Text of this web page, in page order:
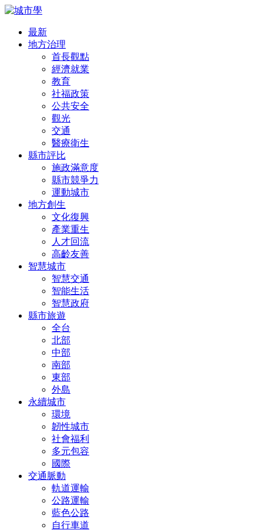
最新
地方治理
首長觀點
經濟就業
教育
社福政策
公共安全
觀光
交通
醫療衛生
縣市評比
施政滿意度
縣市競爭力
運動城市
地方創生
文化復興
產業重生
人才回流
高齡友善
智慧城市
智慧交通
智能生活
智慧政府
縣市旅遊
全台
北部
中部
南部
東部
外島
永續城市
環境
韌性城市
社會福利
多元包容
國際
交通脈動
軌道運輸
公路運輸
藍色公路
自行車道